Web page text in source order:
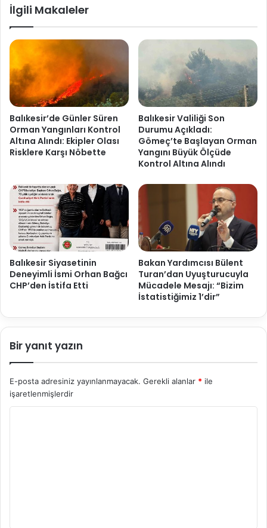
İlgili Makaleler
Balıkesir’de Günler Süren
Orman Yangınları Kontrol
Altına Alındı: Ekipler Olası
Risklere Karşı Nöbette
Balıkesir Valiliği Son
Durumu Açıkladı:
Gömeç’te Başlayan Orman
Yangını Büyük Ölçüde
Kontrol Altına Alındı
Balıkesir Siyasetinin
Deneyimli İsmi Orhan Bağcı
CHP’den İstifa Etti
Bakan Yardımcısı Bülent
Turan’dan Uyuşturucuyla
Mücadele Mesajı: “Bizim
İstatistiğimiz 1’dir”
Bir yanıt yazın
E-posta adresiniz yayınlanmayacak. Gerekli alanlar * ile
işaretlenmişlerdir